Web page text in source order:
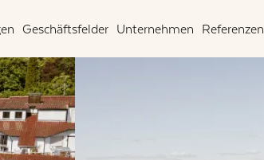
Geschäftsfelder Unternehmen Referenzen